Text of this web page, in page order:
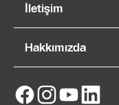
İletişim
Hakkımızda